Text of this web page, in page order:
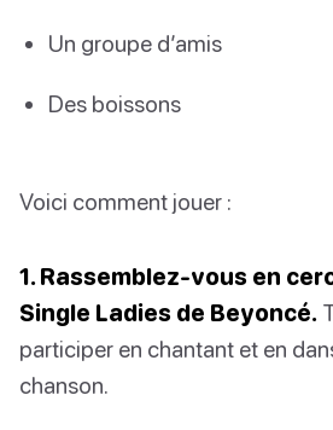
Un groupe d’amis
Des boissons
Voici comment jouer :
1. Rassemblez-vous en
Single Ladies de Beyoncé.
participer en chantant et en
chanson.